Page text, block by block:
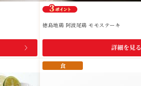
徳島地鶏 阿波尾鶏 モモステーキ
詳細を見る
食